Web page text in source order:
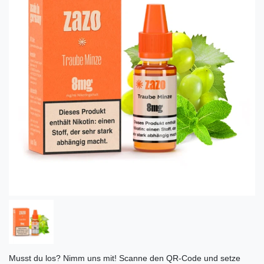
Musst du los? Nimm uns mit! Scanne den QR-Code und setze